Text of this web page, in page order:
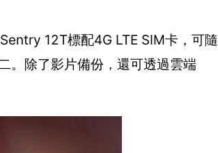
12T標配4G LTE SIM卡，可隨
。除了影片備份，還可透過雲端